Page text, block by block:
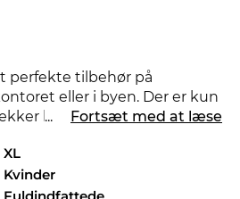
perfekte tilbehør på
eller i byen. Der er kun
helt sikkert et par
dit foretrukne outfit, så
af CH0255SK i vores
2024 fraChloé
... Fortsæt med at læse
XL
Kvinder
Fuldindfattede